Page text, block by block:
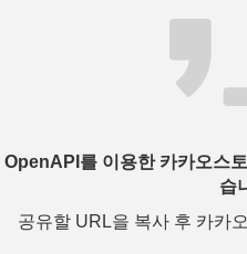
OpenAPI를 이용한 카카오스
습
공유할 URL을 복사 후 카카